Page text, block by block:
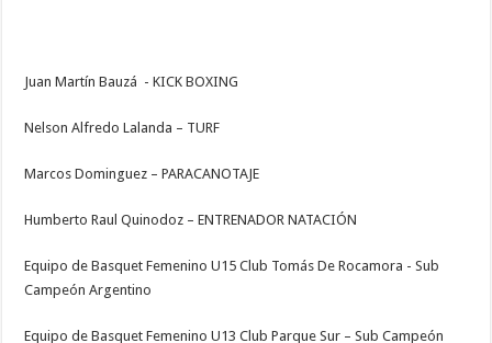
Juan Martín Bauzá - KICK BOXING
Nelson Alfredo Lalanda – TURF
Marcos Dominguez – PARACANOTAJE
Humberto Raul Quinodoz – ENTRENADOR NATACIÓN
Equipo de Basquet Femenino U15 Club Tomás De Rocamora - Sub
Campeón Argentino
Equipo de Basquet Femenino U13 Club Parque Sur – Sub Campeón